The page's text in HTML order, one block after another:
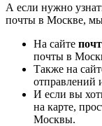
А если нужно
почты в Москве,
На сайте
почты в
Также на
отправлений
И если вы
на карте,
Москвы.